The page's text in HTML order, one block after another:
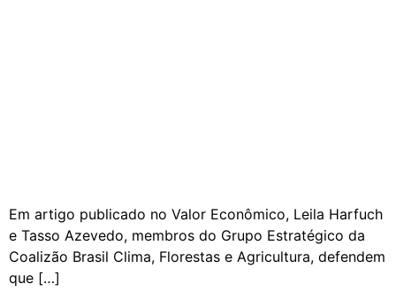
Em artigo publicado no Valor Econômico, Leila Harfuch
e Tasso Azevedo, membros do Grupo Estratégico da
Coalizão Brasil Clima, Florestas e Agricultura, defendem
que […]